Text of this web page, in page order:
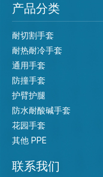
产品分类
耐切割手套
耐热耐冷手套
通用手套
防撞手套
护臂护腿
防水耐酸碱手套
花园手套
其他 PPE
联系我们